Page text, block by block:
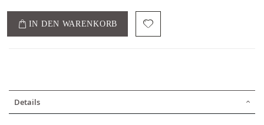
IN DEN WARENKORB
Details